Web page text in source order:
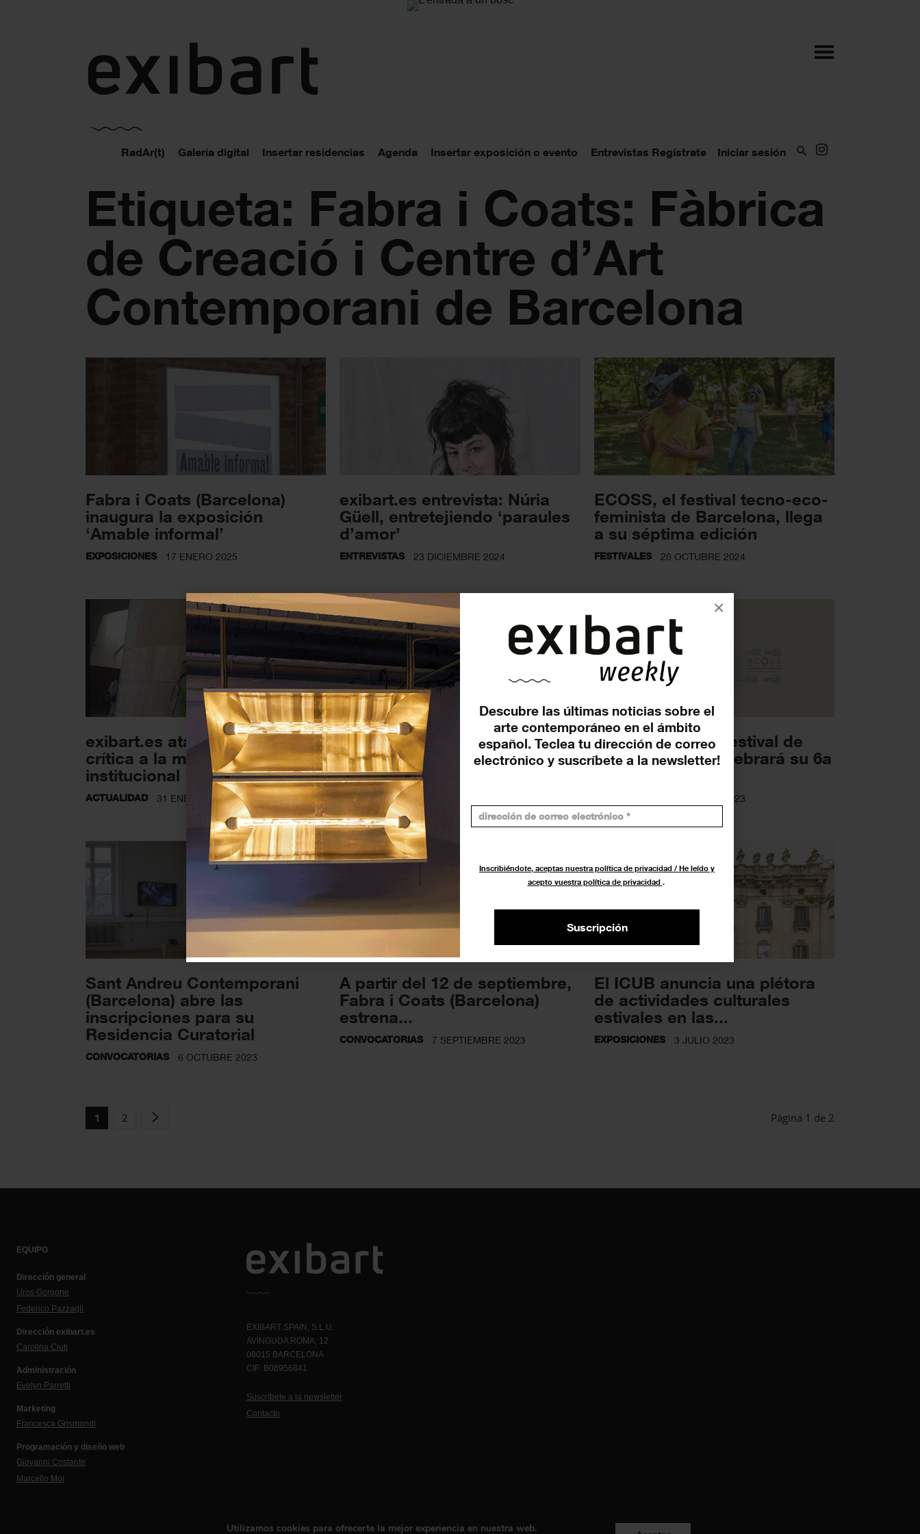
Descubre las últimas noticias sobre el
arte contemporáneo en el ámbito
español. Teclea tu dirección de correo
electrónico y suscríbete a la newsletter!
Inscribiéndote, aceptas nuestra política de privacidad / He leído y
acepto vuestra política de privacidad .
Suscripción
×
RadAr(t) Galería digital Insertar residencias Agenda Insertar exposición o evento Entrevistas Regístrate Iniciar sesión
Etiqueta: Fabra i Coats: Fàbrica
de Creació i Centre d’Art
Contemporani de Barcelona
Fabra i Coats (Barcelona)
inaugura la exposición
‘Amable informal’
EXPOSICIONES 17 ENERO 2025
exibart.es entrevista: Núria
Güell, entretejiendo ‘paraules
d’amor’
ENTREVISTAS 23 DICIEMBRE 2024
ECOSS, el festival tecno-eco-
feminista de Barcelona, llega
a su séptima edición
FESTIVALES 28 OCTUBRE 2024
exibart.es ata cabos: una
crítica a la mala praxis
institucional
ACTUALIDAD 31 ENERO 2024
‘Cable City Dance. Cable City
Sea’: Rossella Biscotti llega a
Fabra...
EXPOSICIONES 17 NOVIEMBRE 2023
‘ECOSS’, el minifestival de
cultura digital, celebrará su 6a
17 OCTUBRE 2023
Sant Andreu Contemporani
(Barcelona) abre las
inscripciones para su
Residencia Curatorial
CONVOCATORIAS 6 OCTUBRE 2023
A partir del 12 de septiembre,
Fabra i Coats (Barcelona)
estrena...
CONVOCATORIAS 7 SEPTIEMBRE 2023
El ICUB anuncia una plétora
de actividades culturales
estivales en las...
EXPOSICIONES 3 JULIO 2023
1 2 Página 1 de 2
EQUIPO
Dirección general
Uros Gorgone
Federico Pazzagli
Dirección exibart.es
Carolina Ciuti
Administración
Evelyn Parretti
Marketing
Francesca Grismondi
Programación y diseño web
Giovanni Costante
Marcello Moi
EXIBART SPAIN, S.L.U.
AVINGUDA ROMA, 12
08015 BARCELONA
CIF: B06956841
Suscríbete a la newsletter
Contacto
Utilizamos cookies para ofrecerte la mejor experiencia en nuestra web.